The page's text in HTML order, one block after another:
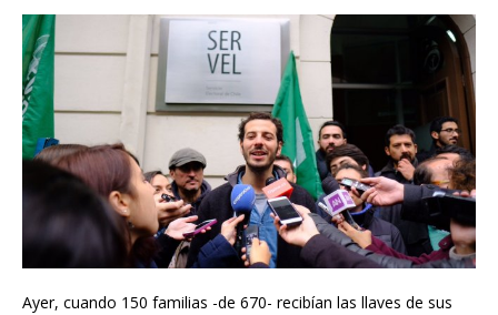
Ayer, cuando 150 familias -de 670- recibían las llaves de sus